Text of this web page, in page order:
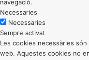
navegació.
Necessaries
Necessaries
Sempre activat
Les cookies necessàries
web. Aquestes cookies no